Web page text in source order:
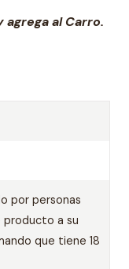
al Carro.
por personas
producto a su
que tiene 18